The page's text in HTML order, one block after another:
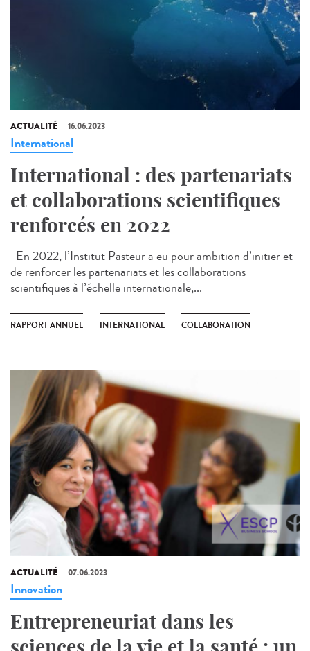
ACTUALITÉ 16.06.2023
International
International : des partenariats
et collaborations scientifiques
renforcés en 2022
En 2022, l’Institut Pasteur a eu pour ambition d’initier et
de renforcer les partenariats et les collaborations
scientifiques à l’échelle internationale,...
RAPPORT ANNUEL INTERNATIONAL COLLABORATION
ACTUALITÉ 07.06.2023
Innovation
Entrepreneuriat dans les